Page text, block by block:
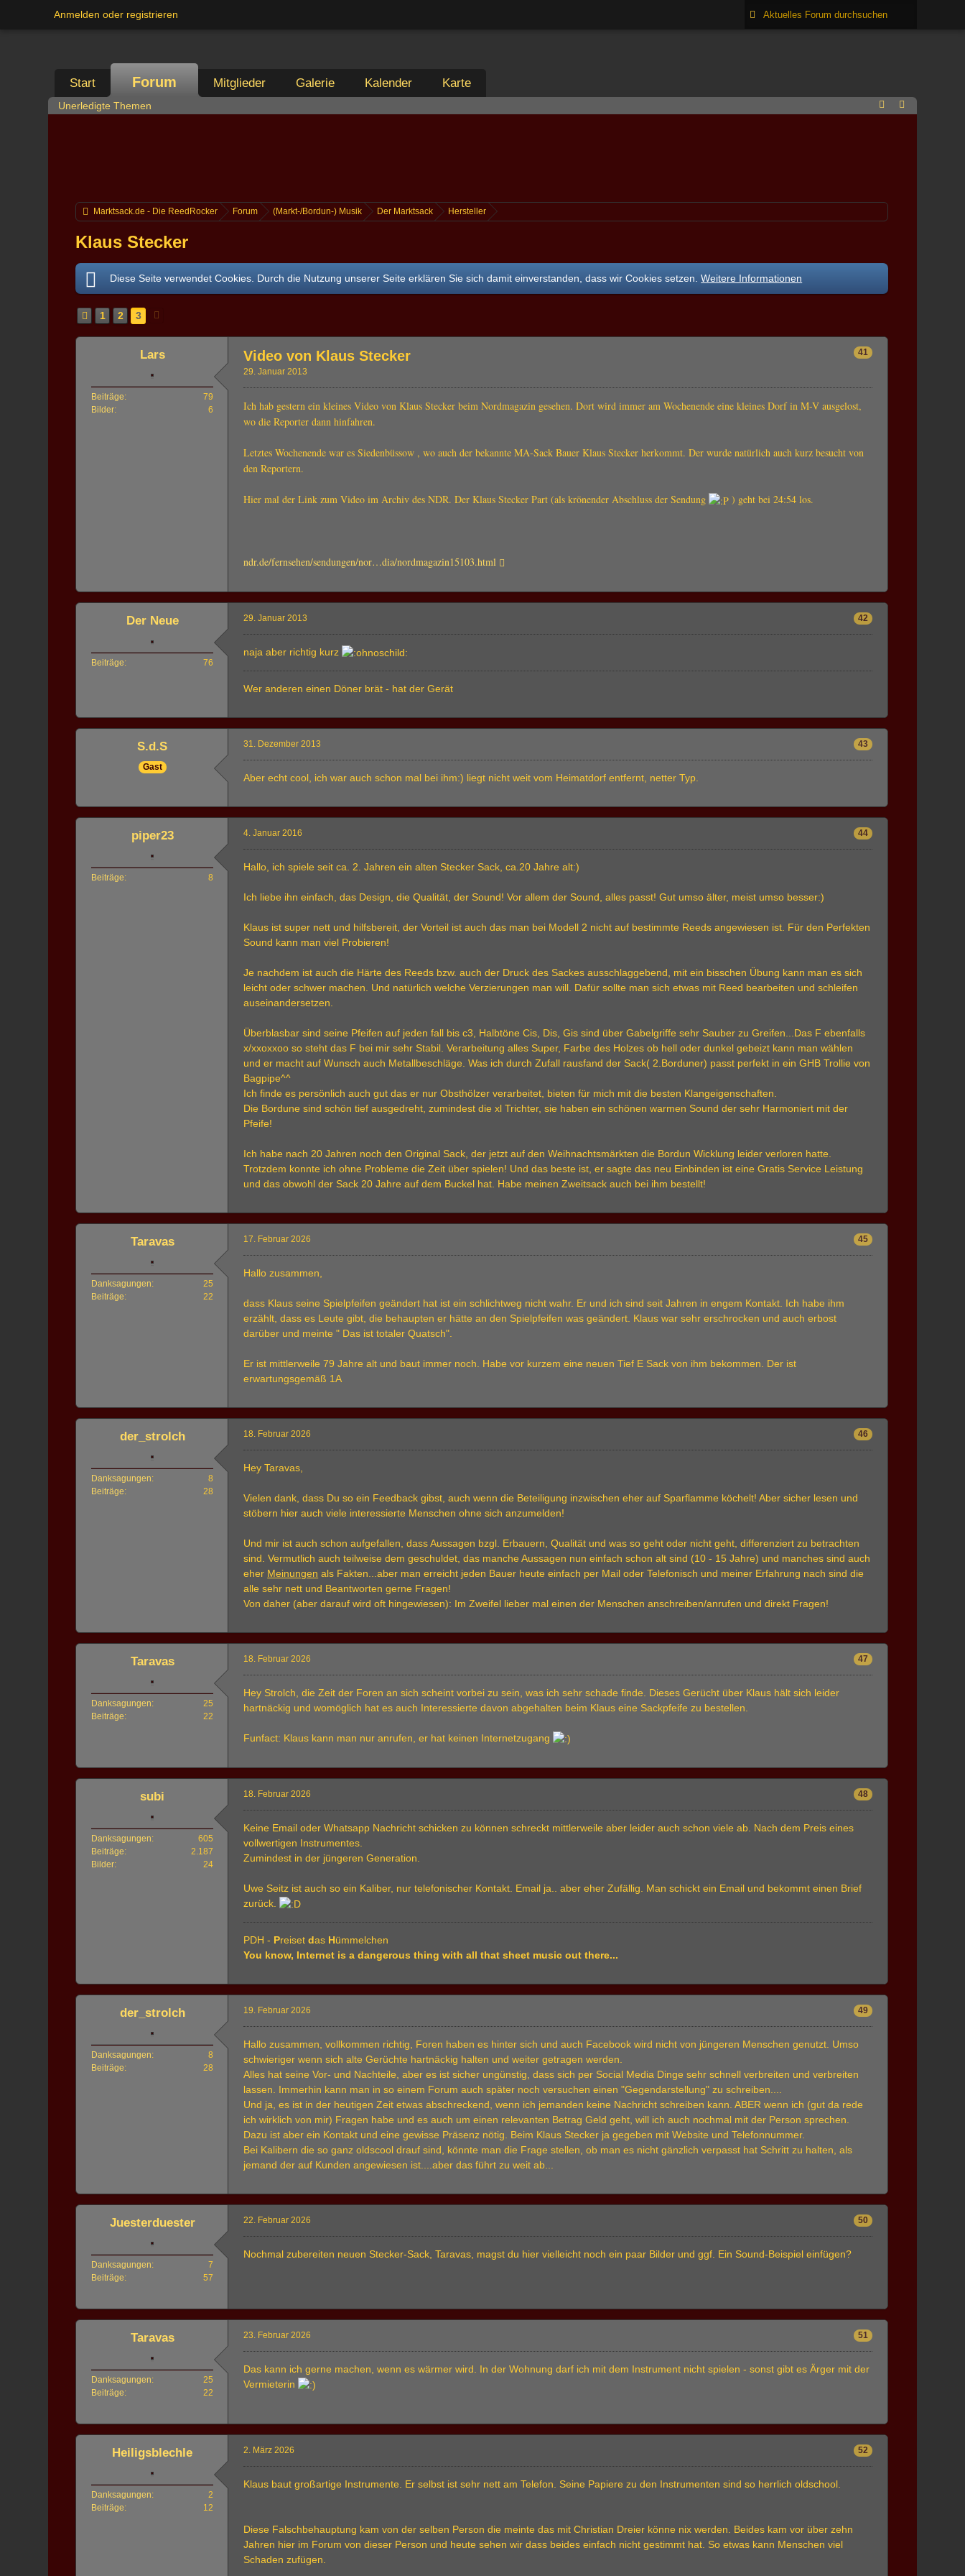
Anmelden oder registrieren
Start Forum Mitglieder Galerie Kalender Karte
Unerledigte Themen
Marktsack.de - Die ReedRocker Forum (Markt-/Bordun-) Musik Der Marktsack Hersteller
Klaus Stecker
Diese Seite verwendet Cookies. Durch die Nutzung unserer Seite erklären Sie sich damit einverstanden, dass wir Cookies setzen.Weitere Informationen
1 2 3
Lars
Beiträge
79
Bilder
6
41
Video von Klaus Stecker
29. Januar 2013
Ich hab gestern ein kleines Video von Klaus Stecker beim Nordmagazin gesehen. Dort wird immer am Wochenende eine kleines Dorf in M-V ausgelost,
wo die Reporter dann hinfahren.
Letztes Wochenende war es Siedenbüssow , wo auch der bekannte MA-Sack Bauer Klaus Stecker herkommt. Der wurde natürlich auch kurz besucht von
den Reportern.
Hier mal der Link zum Video im Archiv des NDR. Der Klaus Stecker Part (als krönender Abschluss der Sendung ) geht bei 24:54 los.
ndr.de/fernsehen/sendungen/nor…dia/nordmagazin15103.html
Der Neue
Beiträge 76
42
29. Januar 2013
naja aber richtig kurz
Wer anderen einen Döner brät - hat der Gerät
S.d.S
Gast
43
31. Dezember 2013
Aber echt cool, ich war auch schon mal bei ihm:) liegt nicht weit vom Heimatdorf entfernt, netter Typ.
piper23
Beiträge 8
44
4. Januar 2016
Hallo, ich spiele seit ca. 2. Jahren ein alten Stecker Sack, ca.20 Jahre alt:)
Ich liebe ihn einfach, das Design, die Qualität, der Sound! Vor allem der Sound, alles passt! Gut umso älter, meist umso besser:)
Klaus ist super nett und hilfsbereit, der Vorteil ist auch das man bei Modell 2 nicht auf bestimmte Reeds angewiesen ist. Für den Perfekten
Sound kann man viel Probieren!
Je nachdem ist auch die Härte des Reeds bzw. auch der Druck des Sackes ausschlaggebend, mit ein bisschen Übung kann man es sich
leicht oder schwer machen. Und natürlich welche Verzierungen man will. Dafür sollte man sich etwas mit Reed bearbeiten und schleifen
auseinandersetzen.
Überblasbar sind seine Pfeifen auf jeden fall bis c3, Halbtöne Cis, Dis, Gis sind über Gabelgriffe sehr Sauber zu Greifen...Das F ebenfalls
x/xxoxxoo so steht das F bei mir sehr Stabil. Verarbeitung alles Super, Farbe des Holzes ob hell oder dunkel gebeizt kann man wählen
und er macht auf Wunsch auch Metallbeschläge. Was ich durch Zufall rausfand der Sack( 2.Borduner) passt perfekt in ein GHB Trollie von
Bagpipe^^
Ich finde es persönlich auch gut das er nur Obsthölzer verarbeitet, bieten für mich mit die besten Klangeigenschaften.
Die Bordune sind schön tief ausgedreht, zumindest die xl Trichter, sie haben ein schönen warmen Sound der sehr Harmoniert mit der
Pfeife!
Ich habe nach 20 Jahren noch den Original Sack, der jetzt auf den Weihnachtsmärkten die Bordun Wicklung leider verloren hatte.
Trotzdem konnte ich ohne Probleme die Zeit über spielen! Und das beste ist, er sagte das neu Einbinden ist eine Gratis Service Leistung
und das obwohl der Sack 20 Jahre auf dem Buckel hat. Habe meinen Zweitsack auch bei ihm bestellt!
Taravas
Danksagungen
25
Beiträge
22
45
17. Februar 2026
Hallo zusammen,
dass Klaus seine Spielpfeifen geändert hat ist ein schlichtweg nicht wahr. Er und ich sind seit Jahren in engem Kontakt. Ich habe ihm
erzählt, dass es Leute gibt, die behaupten er hätte an den Spielpfeifen was geändert. Klaus war sehr erschrocken und auch erbost
darüber und meinte " Das ist totaler Quatsch".
Er ist mittlerweile 79 Jahre alt und baut immer noch. Habe vor kurzem eine neuen Tief E Sack von ihm bekommen. Der ist
erwartungsgemäß 1A
der_strolch
Danksagungen
8
Beiträge
28
46
18. Februar 2026
Hey Taravas,
Vielen dank, dass Du so ein Feedback gibst, auch wenn die Beteiligung inzwischen eher auf Sparflamme köchelt! Aber sicher lesen und
stöbern hier auch viele interessierte Menschen ohne sich anzumelden!
Und mir ist auch schon aufgefallen, dass Aussagen bzgl. Erbauern, Qualität und was so geht oder nicht geht, differenziert zu betrachten
sind. Vermutlich auch teilweise dem geschuldet, das manche Aussagen nun einfach schon alt sind (10 - 15 Jahre) und manches sind auch
eher Meinungen als Fakten...aber man erreicht jeden Bauer heute einfach per Mail oder Telefonisch und meiner Erfahrung nach sind die
alle sehr nett und Beantworten gerne Fragen!
Von daher (aber darauf wird oft hingewiesen): Im Zweifel lieber mal einen der Menschen anschreiben/anrufen und direkt Fragen!
Taravas
Danksagungen
25
Beiträge
22
47
18. Februar 2026
Hey Strolch, die Zeit der Foren an sich scheint vorbei zu sein, was ich sehr schade finde. Dieses Gerücht über Klaus hält sich leider
hartnäckig und womöglich hat es auch Interessierte davon abgehalten beim Klaus eine Sackpfeife zu bestellen.
Funfact: Klaus kann man nur anrufen, er hat keinen Internetzugang
subi
Danksagungen
605
Beiträge
2.187
Bilder
24
48
18. Februar 2026
Keine Email oder Whatsapp Nachricht schicken zu können schreckt mittlerweile aber leider auch schon viele ab. Nach dem Preis eines
vollwertigen Instrumentes.
Zumindest in der jüngeren Generation.
Uwe Seitz ist auch so ein Kaliber, nur telefonischer Kontakt. Email ja.. aber eher Zufällig. Man schickt ein Email und bekommt einen Brief
zurück.
PDH - Preisetdas Hümmelchen
You know, Internet is a dangerous thing with all that sheet music out there...
der_strolch
Danksagungen
8
Beiträge
28
49
19. Februar 2026
Hallo zusammen, vollkommen richtig, Foren haben es hinter sich und auch Facebook wird nicht von jüngeren Menschen genutzt. Umso
schwieriger wenn sich alte Gerüchte hartnäckig halten und weiter getragen werden.
Alles hat seine Vor- und Nachteile, aber es ist sicher ungünstig, dass sich per Social Media Dinge sehr schnell verbreiten und verbreiten
lassen. Immerhin kann man in so einem Forum auch später noch versuchen einen "Gegendarstellung" zu schreiben....
Und ja, es ist in der heutigen Zeit etwas abschreckend, wenn ich jemanden keine Nachricht schreiben kann. ABER wenn ich (gut da rede
ich wirklich von mir) Fragen habe und es auch um einen relevanten Betrag Geld geht, will ich auch nochmal mit der Person sprechen.
Dazu ist aber ein Kontakt und eine gewisse Präsenz nötig. Beim Klaus Stecker ja gegeben mit Website und Telefonnummer.
Bei Kalibern die so ganz oldscool drauf sind, könnte man die Frage stellen, ob man es nicht gänzlich verpasst hat Schritt zu halten, als
jemand der auf Kunden angewiesen ist....aber das führt zu weit ab...
Juesterduester
Danksagungen
7
Beiträge
57
50
22. Februar 2026
Nochmal zubereiten neuen Stecker-Sack, Taravas, magst du hier vielleicht noch ein paar Bilder und ggf. Ein Sound-Beispiel einfügen?
Taravas
Danksagungen
25
Beiträge
22
51
23. Februar 2026
Das kann ich gerne machen, wenn es wärmer wird. In der Wohnung darf ich mit dem Instrument nicht spielen - sonst gibt es Ärger mit der
Vermieterin
Heiligsblechle
Danksagungen
2
Beiträge
12
52
2. März 2026
Klaus baut großartige Instrumente. Er selbst ist sehr nett am Telefon. Seine Papiere zu den Instrumenten sind so herrlich oldschool.
Diese Falschbehauptung kam von der selben Person die meinte das mit Christian Dreier könne nix werden. Beides kam vor über zehn
Jahren hier im Forum von dieser Person und heute sehen wir dass beides einfach nicht gestimmt hat. So etwas kann Menschen viel
Schaden zufügen.